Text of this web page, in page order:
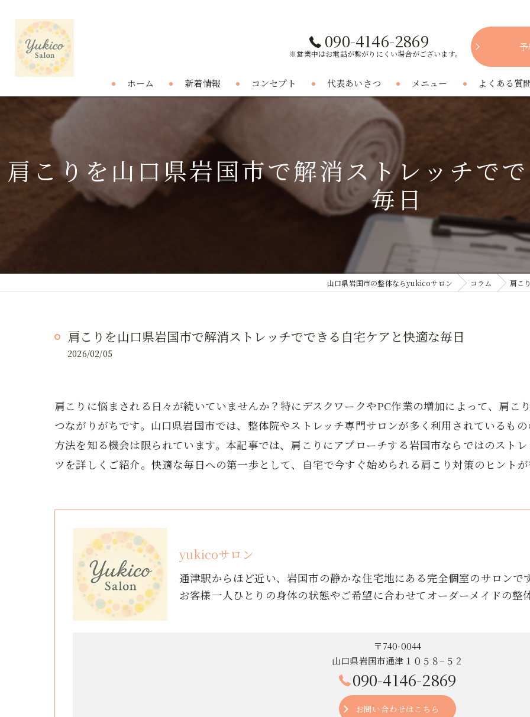
090-4146-2869
※営業中はお電話が繋がりにくい場合がございます。
ホーム 新着情報 コンセプト 代表あいさつ メニュー よくある質
肩こりを山口県岩国市で解消ストレッチで
毎日
山口県岩国市の整体ならyukicoサロン コラム 肩こ
肩こりを山口県岩国市で解消ストレッチでできる自宅ケアと快適な毎日
2026/02/05
肩こりに悩まされる日々が続いていませんか？特にデスクワークやPC作業の増加によって、肩こ
つながりがちです。山口県岩国市では、整体院やストレッチ専門サロンが多く利用されているも
方法を知る機会は限られています。本記事では、肩こりにアプローチする岩国市ならではのスト
ツを詳しくご紹介。快適な毎日への第一歩として、自宅で今すぐ始められる肩こり対策のヒントが
yukicoサロン
通津駅からほど近い、岩国市の静かな住宅地にある完全個室のサロンで
お客様一人ひとりの身体の状態やご希望に合わせてオーダーメイドの整
〒740-0044
山口県岩国市通津１０５８−５２
090-4146-2869
お問い合わせはこちら